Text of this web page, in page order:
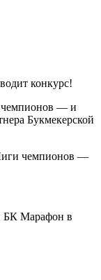
конкурс!
чемпионов — и
Букмекерской
БК Марафон в